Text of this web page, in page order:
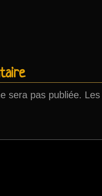
sera pas publiée.